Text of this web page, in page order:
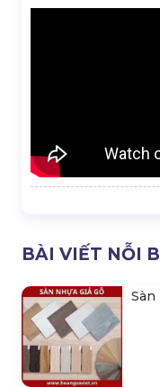
BÀI VIẾT NỖI
Sàn